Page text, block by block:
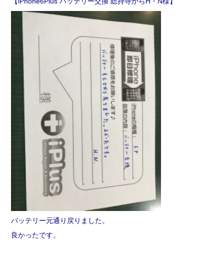
バッテリー元通り戻りました。
良かったです。